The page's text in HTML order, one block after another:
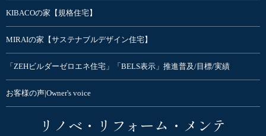
KIBACOの家【規格住宅】
MIRAIの家【サステナブルデザイン住宅】
「ZEHビルダーゼロエネ住宅」「BELS表示」推進普及/目標/実績
お客様の声|Owner's voice
リノベ・リフォーム・メンテ